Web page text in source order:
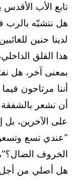
تابع الأب
هل نتشبّه بالرب
لدينا حنين
هذا القلق
بمعنى آخر، هل
أننا مرتاحون
أن نشعر بالشفقة
على الآخرين، بل
“عندي تسع
الخروف
هل أصلي من أجل